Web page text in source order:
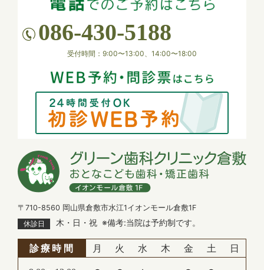
休診いたします。
解のほどお願い申し上げます。
2026.01.26
【休診のお知らせ】
1月27日（火）は午後休診となります。
何卒よろしくお願い申し上げます。
2025.11.12
【年末年始 休診のお知らせ】
す。
患者様にはご不便をおかけいたしますが、何卒ご理
解とご協力をお願い申し上げます。
休診期間：2025年12月28日(日)～2026年1月4日
086-430-5188
受付時間：9:00〜13:00、14:00〜18:00
〒710-8560 岡山県倉敷市水江1イオンモール倉敷1F
休診日
木・日・祝 ※備考:当院は予約制です。
診療時間 月 火 水 木 金 土 日